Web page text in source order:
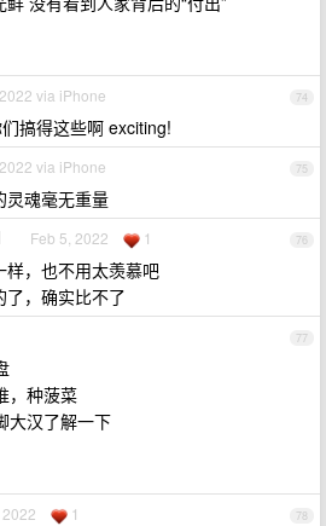
74
via iPhone
搞得这些啊 exciting!
75
via iPhone
灵魂毫无重量
76
Feb 5, 2022 1
，也不用太羡慕吧
了，确实比不了
77
，种菠菜
大汉了解一下
78
1